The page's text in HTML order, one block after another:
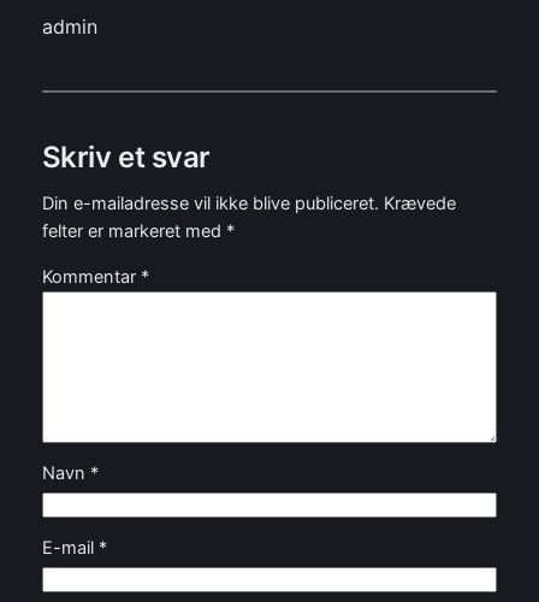
admin
Skriv et svar
Din e-mailadresse vil ikke blive publiceret. Krævede
felter er markeret med *
Kommentar *
Navn *
E-mail *